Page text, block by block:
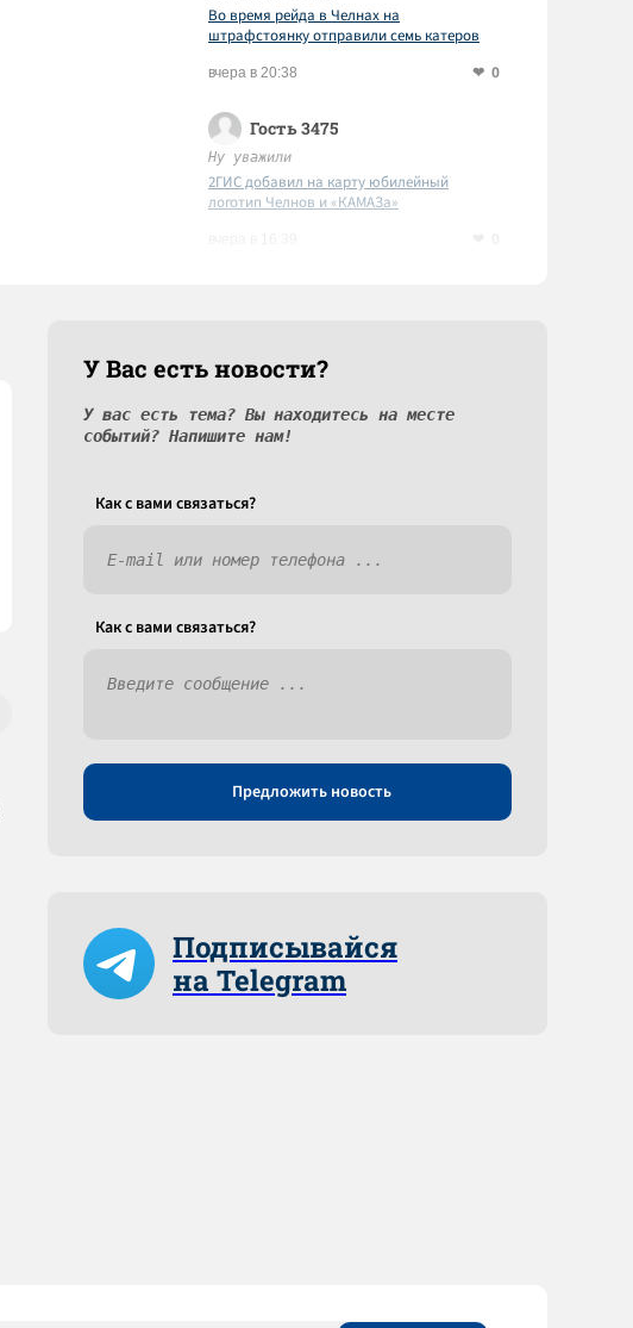
Во время рейда в Челнах на
штрафстоянку отправили семь катеров
вчера в 20:38 0
Гость 3475
Ну уважили
2ГИС добавил на карту юбилейный
логотип Челнов и «КАМАЗа»
У Вас есть новости?
У вас есть тема? Вы находитесь на месте
событий? Напишите нам!
Как c вами связаться?
Как c вами связаться?
Предложить новость
Подписывайся
на Telegram